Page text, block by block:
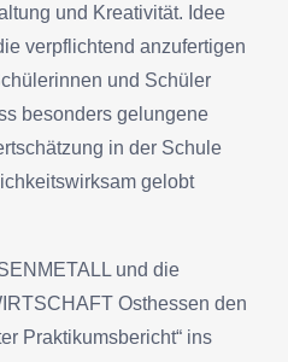
und Kreativität. Idee
verpflichtend anzufertigen
und Schüler
besonders gelungene
in der Schule
gelobt
und die
Osthessen den
Praktikumsbericht“ ins